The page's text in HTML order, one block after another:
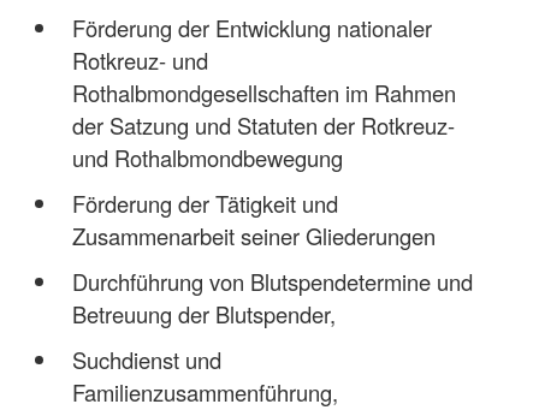
Förderung der Entwicklung nationaler
Rotkreuz- und
Rothalbmondgesellschaften im Rahmen
der Satzung und Statuten der Rotkreuz-
und Rothalbmondbewegung
Förderung der Tätigkeit und
Zusammenarbeit seiner Gliederungen
Durchführung von Blutspendetermine und
Betreuung der Blutspender,
Suchdienst und
Familienzusammenführung,